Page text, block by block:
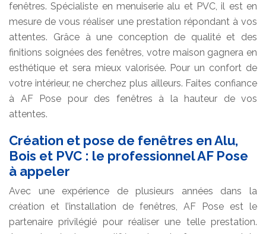
fenêtres. Spécialiste en menuiserie alu et PVC, il est en
mesure de vous réaliser une prestation répondant à vos
attentes. Grâce à une conception de qualité et des
finitions soignées des fenêtres, votre maison gagnera en
esthétique et sera mieux valorisée. Pour un confort de
votre intérieur, ne cherchez plus ailleurs. Faites confiance
à AF Pose pour des fenêtres à la hauteur de vos
attentes.
Création et pose de fenêtres en Alu,
Bois et PVC : le professionnel AF Pose
à appeler
Avec une expérience de plusieurs années dans la
création et l’installation de fenêtres, AF Pose est le
partenaire privilégié pour réaliser une telle prestation.